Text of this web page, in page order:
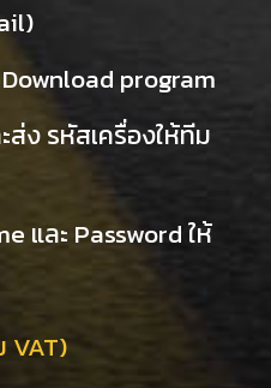
program
ส่ง รหัสเครื่องให้ทีม
และ Password ให้
VAT)